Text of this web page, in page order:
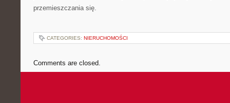
przemieszczania się.
CATEGORIES: NIERUCHOMOŚCI
Comments are closed.